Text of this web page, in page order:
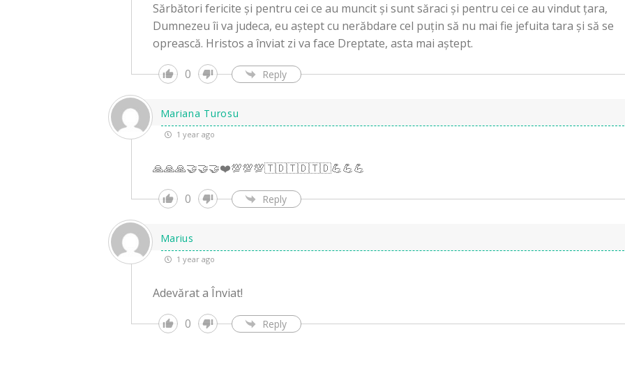
Sărbători fericite și pentru cei ce au muncit și sunt săraci și pentru cei ce au vindut țara,
Dumnezeu îi va judeca, eu aștept cu nerăbdare cel puțin să nu mai fie jefuita tara și să se
oprească. Hristos a înviat zi va face Dreptate, asta mai aștept.
0
Reply
Mariana Turosu
1 year ago
🙏🙏🙏🤝🤝🤝❤️💯💯💯🇹🇩🇹🇩🇹🇩💪💪💪
0
Reply
Marius
1 year ago
Adevărat a Înviat!
0
Reply